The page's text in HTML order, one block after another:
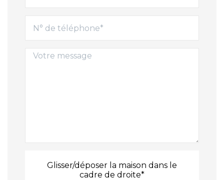
Glisser/déposer la maison dans le
cadre de droite*